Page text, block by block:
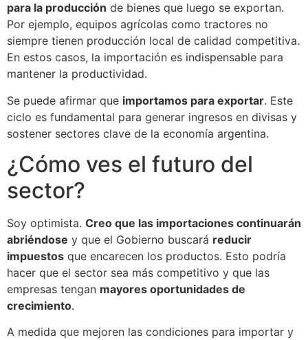
para la producción de bienes que luego se exportan.
Por ejemplo, equipos agrícolas como tractores no
siempre tienen producción local de calidad competitiva.
En estos casos, la importación es indispensable para
mantener la productividad.
Se puede afirmar que importamos para exportar. Este
ciclo es fundamental para generar ingresos en divisas y
sostener sectores clave de la economía argentina.
¿Cómo ves el futuro del
sector?
Soy optimista. Creo que las importaciones continuarán
abriéndose y que el Gobierno buscará reducir
impuestos que encarecen los productos. Esto podría
hacer que el sector sea más competitivo y que las
empresas tengan mayores oportunidades de
crecimiento.
A medida que mejoren las condiciones para importar y